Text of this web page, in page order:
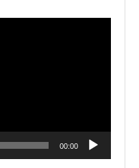
00:00